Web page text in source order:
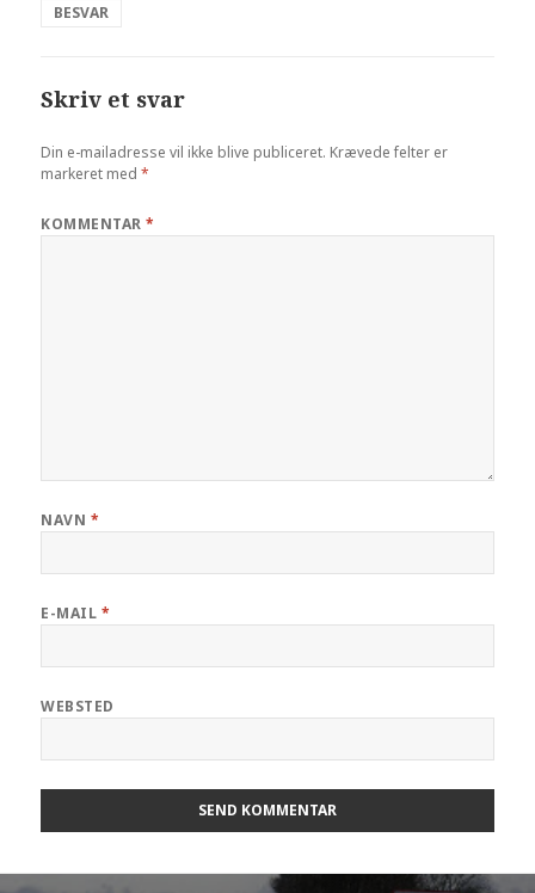
BESVAR
Skriv et svar
Din e-mailadresse vil ikke blive publiceret. Krævede felter er
markeret med*
KOMMENTAR*
NAVN *
E-MAIL *
WEBSTED